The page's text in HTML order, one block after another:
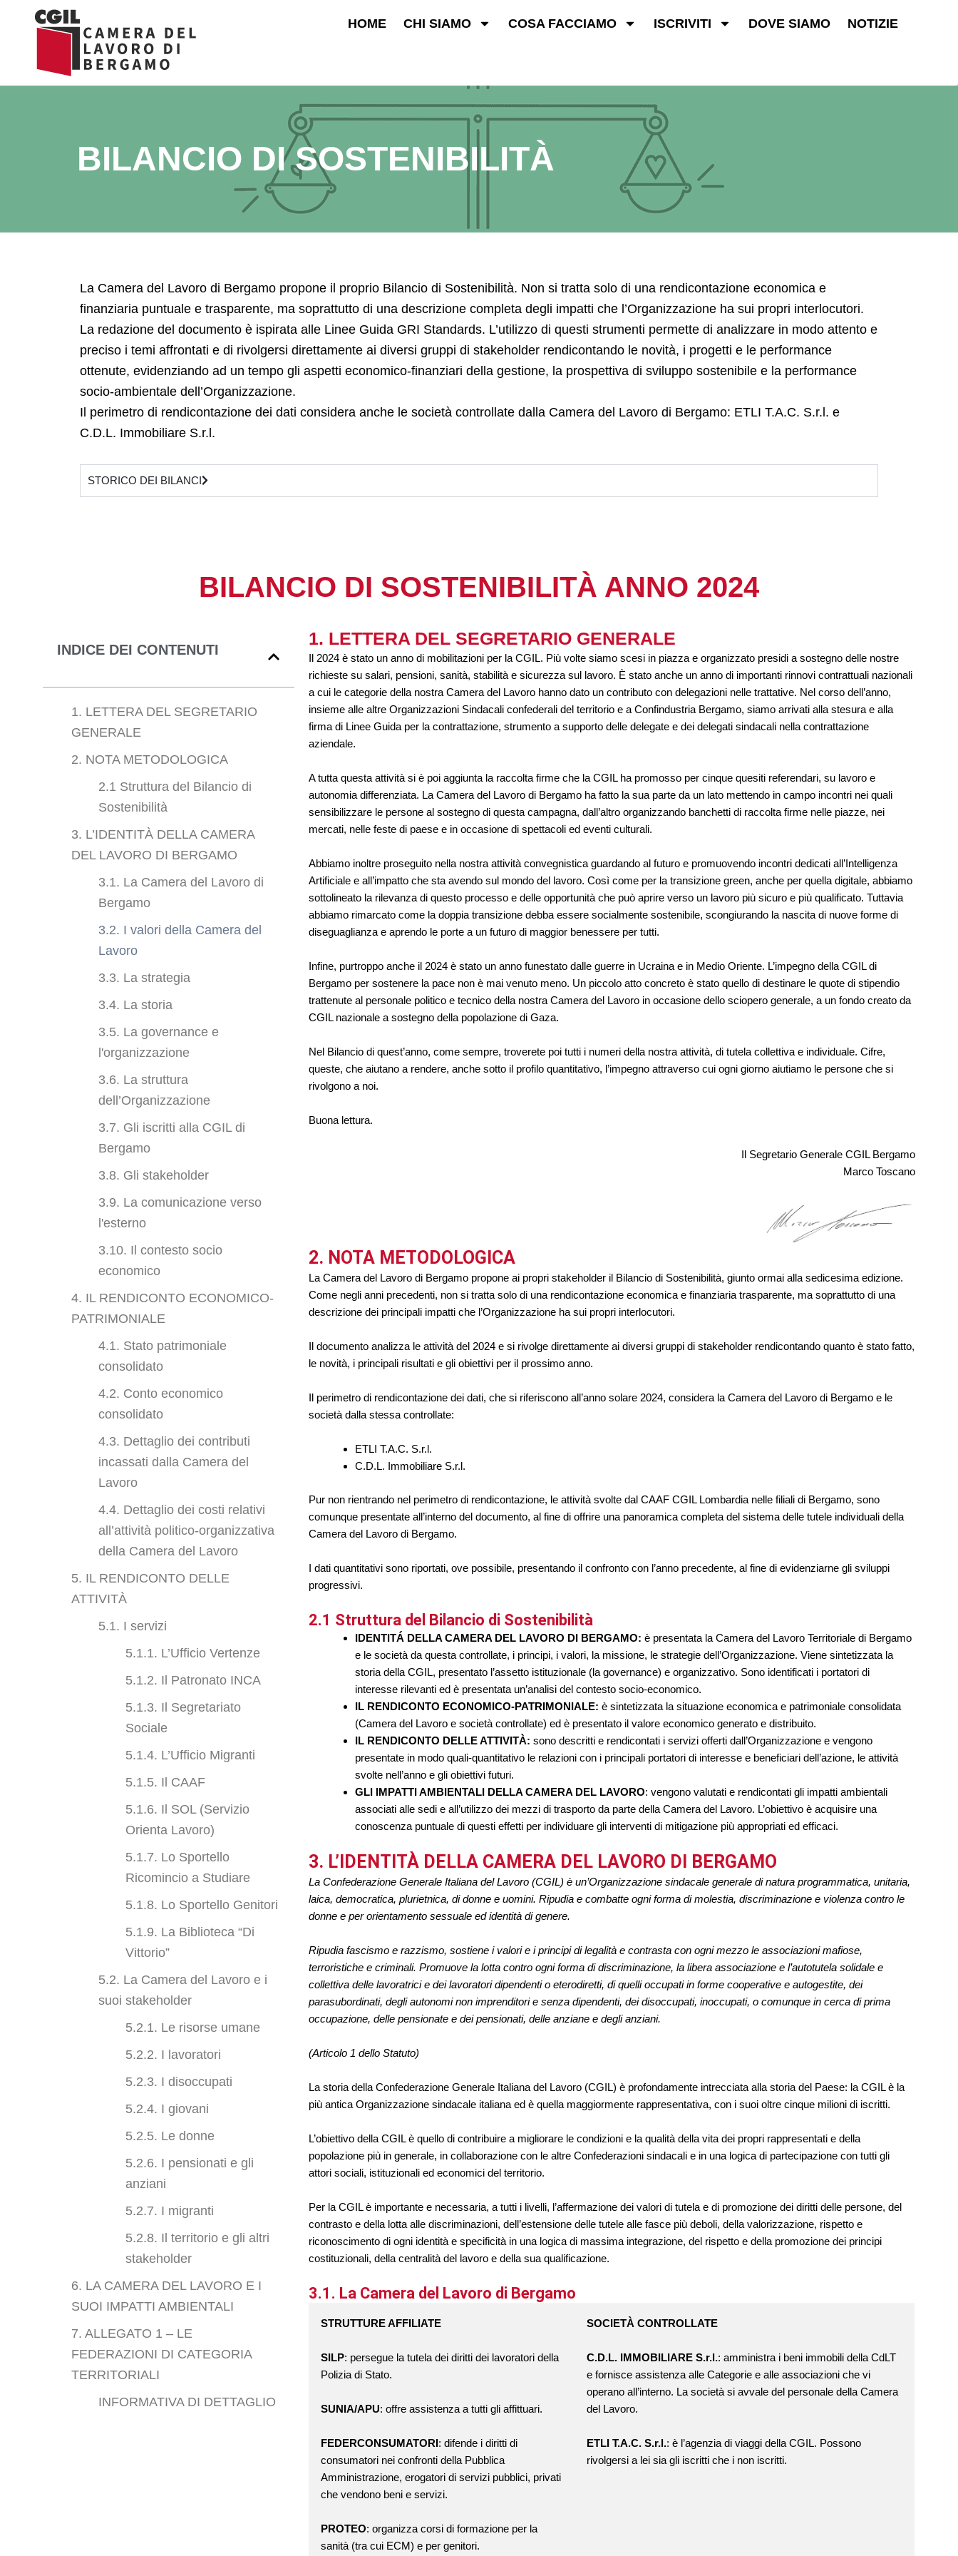
HOME CHI SIAMO COSA FACCIAMO ISCRIVITI DOVE SIAMO NOTIZIE
BILANCIO DI SOSTENIBILITÀ
La Camera del Lavoro di Bergamo propone il proprio Bilancio di Sostenibilità. Non si tratta solo di una rendicontazione economica e
finanziaria puntuale e trasparente, ma soprattutto di una descrizione completa degli impatti che l’Organizzazione ha sui propri interlocutori.
La redazione del documento è ispirata alle Linee Guida GRI Standards. L’utilizzo di questi strumenti permette di analizzare in modo attento e
preciso i temi affrontati e di rivolgersi direttamente ai diversi gruppi di stakeholder rendicontando le novità, i progetti e le performance
ottenute, evidenziando ad un tempo gli aspetti economico-finanziari della gestione, la prospettiva di sviluppo sostenibile e la performance
socio-ambientale dell’Organizzazione.
Il perimetro di rendicontazione dei dati considera anche le società controllate dalla Camera del Lavoro di Bergamo: ETLI T.A.C. S.r.l. e
C.D.L. Immobiliare S.r.l.
STORICO DEI BILANCI
BILANCIO DI SOSTENIBILITÀ ANNO 2024
INDICE DEI CONTENUTI
1. LETTERA DEL SEGRETARIO
GENERALE
2. NOTA METODOLOGICA
2.1 Struttura del Bilancio di
Sostenibilità
3. L’IDENTITÀ DELLA CAMERA
DEL LAVORO DI BERGAMO
3.1. La Camera del Lavoro di
Bergamo
3.2. I valori della Camera del
Lavoro
3.3. La strategia
3.4. La storia
3.5. La governance e
l'organizzazione
3.6. La struttura
dell’Organizzazione
3.7. Gli iscritti alla CGIL di
Bergamo
3.8. Gli stakeholder
3.9. La comunicazione verso
l'esterno
3.10. Il contesto socio
economico
4. IL RENDICONTO ECONOMICO-
PATRIMONIALE
4.1. Stato patrimoniale
consolidato
4.2. Conto economico
consolidato
4.3. Dettaglio dei contributi
incassati dalla Camera del
Lavoro
4.4. Dettaglio dei costi relativi
all’attività politico-organizzativa
della Camera del Lavoro
5. IL RENDICONTO DELLE
ATTIVITÀ
5.1. I servizi
5.1.1. L’Ufficio Vertenze
5.1.2. Il Patronato INCA
5.1.3. Il Segretariato
Sociale
5.1.4. L’Ufficio Migranti
5.1.5. Il CAAF
5.1.6. Il SOL (Servizio
Orienta Lavoro)
5.1.7. Lo Sportello
Ricomincio a Studiare
5.1.8. Lo Sportello Genitori
5.1.9. La Biblioteca “Di
Vittorio”
5.2. La Camera del Lavoro e i
suoi stakeholder
5.2.1. Le risorse umane
5.2.2. I lavoratori
5.2.3. I disoccupati
5.2.4. I giovani
5.2.5. Le donne
5.2.6. I pensionati e gli
anziani
5.2.7. I migranti
5.2.8. Il territorio e gli altri
stakeholder
6. LA CAMERA DEL LAVORO E I
SUOI IMPATTI AMBIENTALI
7. ALLEGATO 1 – LE
FEDERAZIONI DI CATEGORIA
TERRITORIALI
INFORMATIVA DI DETTAGLIO
1. LETTERA DEL SEGRETARIO GENERALE
Il 2024 è stato un anno di mobilitazioni per la CGIL. Più volte siamo scesi in piazza e organizzato presidi a sostegno delle nostre
richieste su salari, pensioni, sanità, stabilità e sicurezza sul lavoro. È stato anche un anno di importanti rinnovi contrattuali nazionali
a cui le categorie della nostra Camera del Lavoro hanno dato un contributo con delegazioni nelle trattative. Nel corso dell’anno,
insieme alle altre Organizzazioni Sindacali confederali del territorio e a Confindustria Bergamo, siamo arrivati alla stesura e alla
firma di Linee Guida per la contrattazione, strumento a supporto delle delegate e dei delegati sindacali nella contrattazione
aziendale.
A tutta questa attività si è poi aggiunta la raccolta firme che la CGIL ha promosso per cinque quesiti referendari, su lavoro e
autonomia differenziata. La Camera del Lavoro di Bergamo ha fatto la sua parte da un lato mettendo in campo incontri nei quali
sensibilizzare le persone al sostegno di questa campagna, dall’altro organizzando banchetti di raccolta firme nelle piazze, nei
mercati, nelle feste di paese e in occasione di spettacoli ed eventi culturali.
Abbiamo inoltre proseguito nella nostra attività convegnistica guardando al futuro e promuovendo incontri dedicati all’Intelligenza
Artificiale e all’impatto che sta avendo sul mondo del lavoro. Così come per la transizione green, anche per quella digitale, abbiamo
sottolineato la rilevanza di questo processo e delle opportunità che può aprire verso un lavoro più sicuro e più qualificato. Tuttavia
abbiamo rimarcato come la doppia transizione debba essere socialmente sostenibile, scongiurando la nascita di nuove forme di
diseguaglianza e aprendo le porte a un futuro di maggior benessere per tutti.
Infine, purtroppo anche il 2024 è stato un anno funestato dalle guerre in Ucraina e in Medio Oriente. L’impegno della CGIL di
Bergamo per sostenere la pace non è mai venuto meno. Un piccolo atto concreto è stato quello di destinare le quote di stipendio
trattenute al personale politico e tecnico della nostra Camera del Lavoro in occasione dello sciopero generale, a un fondo creato da
CGIL nazionale a sostegno della popolazione di Gaza.
Nel Bilancio di quest’anno, come sempre, troverete poi tutti i numeri della nostra attività, di tutela collettiva e individuale. Cifre,
queste, che aiutano a rendere, anche sotto il profilo quantitativo, l’impegno attraverso cui ogni giorno aiutiamo le persone che si
rivolgono a noi.
Buona lettura.
Il Segretario Generale CGIL Bergamo
Marco Toscano
2. NOTA METODOLOGICA
La Camera del Lavoro di Bergamo propone ai propri stakeholder il Bilancio di Sostenibilità, giunto ormai alla sedicesima edizione.
Come negli anni precedenti, non si tratta solo di una rendicontazione economica e finanziaria trasparente, ma soprattutto di una
descrizione dei principali impatti che l’Organizzazione ha sui propri interlocutori.
Il documento analizza le attività del 2024 e si rivolge direttamente ai diversi gruppi di stakeholder rendicontando quanto è stato fatto,
le novità, i principali risultati e gli obiettivi per il prossimo anno.
Il perimetro di rendicontazione dei dati, che si riferiscono all’anno solare 2024, considera la Camera del Lavoro di Bergamo e le
società dalla stessa controllate:
ETLI T.A.C. S.r.l.
C.D.L. Immobiliare S.r.l.
Pur non rientrando nel perimetro di rendicontazione, le attività svolte dal CAAF CGIL Lombardia nelle filiali di Bergamo, sono
comunque presentate all’interno del documento, al fine di offrire una panoramica completa del sistema delle tutele individuali della
Camera del Lavoro di Bergamo.
I dati quantitativi sono riportati, ove possibile, presentando il confronto con l’anno precedente, al fine di evidenziarne gli sviluppi
progressivi.
2.1 Struttura del Bilancio di Sostenibilità
IDENTITÁ DELLA CAMERA DEL LAVORO DI BERGAMO: è presentata la Camera del Lavoro Territoriale di Bergamo
e le società da questa controllate, i principi, i valori, la missione, le strategie dell’Organizzazione. Viene sintetizzata la
storia della CGIL, presentato l’assetto istituzionale (la governance) e organizzativo. Sono identificati i portatori di
interesse rilevanti ed è presentata un’analisi del contesto socio-economico.
IL RENDICONTO ECONOMICO-PATRIMONIALE: è sintetizzata la situazione economica e patrimoniale consolidata
(Camera del Lavoro e società controllate) ed è presentato il valore economico generato e distribuito.
IL RENDICONTO DELLE ATTIVITÀ:sono descritti e rendicontati i servizi offerti dall’Organizzazione e vengono
presentate in modo quali-quantitativo le relazioni con i principali portatori di interesse e beneficiari dell’azione, le attività
svolte nell’anno e gli obiettivi futuri.
GLI IMPATTI AMBIENTALI DELLA CAMERA DEL LAVORO: vengono valutati e rendicontati gli impatti ambientali
associati alle sedi e all’utilizzo dei mezzi di trasporto da parte della Camera del Lavoro. L’obiettivo è acquisire una
conoscenza puntuale di questi effetti per individuare gli interventi di mitigazione più appropriati ed efficaci.
3. L’IDENTITÀ DELLA CAMERA DEL LAVORO DI BERGAMO
La Confederazione Generale Italiana del Lavoro (CGIL) è un’Organizzazione sindacale generale di natura programmatica, unitaria,
laica, democratica, plurietnica, di donne e uomini. Ripudia e combatte ogni forma di molestia, discriminazione e violenza contro le
donne e per orientamento sessuale ed identità di genere.
Ripudia fascismo e razzismo, sostiene i valori e i principi di legalità e contrasta con ogni mezzo le associazioni mafiose,
terroristiche e criminali. Promuove la lotta contro ogni forma di discriminazione, la libera associazione e l’autotutela solidale e
collettiva delle lavoratrici e dei lavoratori dipendenti o eterodiretti, di quelli occupati in forme cooperative e autogestite, dei
parasubordinati, degli autonomi non imprenditori e senza dipendenti, dei disoccupati, inoccupati, o comunque in cerca di prima
occupazione, delle pensionate e dei pensionati, delle anziane e degli anziani.
(Articolo 1 dello Statuto)
La storia della Confederazione Generale Italiana del Lavoro (CGIL) è profondamente intrecciata alla storia del Paese: la CGIL è la
più antica Organizzazione sindacale italiana ed è quella maggiormente rappresentativa, con i suoi oltre cinque milioni di iscritti.
L’obiettivo della CGIL è quello di contribuire a migliorare le condizioni e la qualità della vita dei propri rappresentati e della
popolazione più in generale, in collaborazione con le altre Confederazioni sindacali e in una logica di partecipazione con tutti gli
attori sociali, istituzionali ed economici del territorio.
Per la CGIL è importante e necessaria, a tutti i livelli, l’affermazione dei valori di tutela e di promozione dei diritti delle persone, del
contrasto e della lotta alle discriminazioni, dell’estensione delle tutele alle fasce più deboli, della valorizzazione, rispetto e
riconoscimento di ogni identità e specificità in una logica di massima integrazione, del rispetto e della promozione dei principi
costituzionali, della centralità del lavoro e della sua qualificazione.
3.1. La Camera del Lavoro di Bergamo
STRUTTURE AFFILIATE
SILP: persegue la tutela dei diritti dei lavoratori della
Polizia di Stato.
SUNIA/APU: offre assistenza a tutti gli affittuari.
FEDERCONSUMATORI: difende i diritti di
consumatori nei confronti della Pubblica
Amministrazione, erogatori di servizi pubblici, privati
che vendono beni e servizi.
PROTEO: organizza corsi di formazione per la
sanità (tra cui ECM) e per genitori.
SOCIETÀ CONTROLLATE
C.D.L. IMMOBILIARE S.r.l.: amministra i beni immobili della CdLT
e fornisce assistenza alle Categorie e alle associazioni che vi
operano all’interno. La società si avvale del personale della Camera
del Lavoro.
ETLI T.A.C. S.r.l.: è l’agenzia di viaggi della CGIL. Possono
rivolgersi a lei sia gli iscritti che i non iscritti.